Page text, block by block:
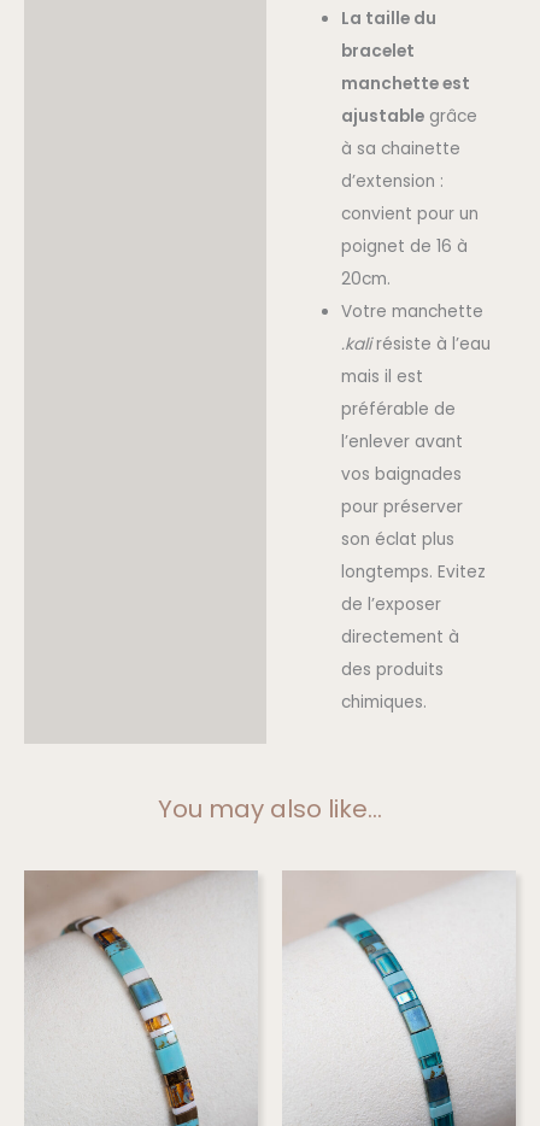
La taille du
bracelet
manchette est
ajustablegrâce
à sa chainette
d’extension :
convient pour un
poignet de 16 à
20cm.
Votre manchette
.kalirésiste à l’eau
mais il est
préférable de
l’enlever avant
vos baignades
pour préserver
son éclat plus
longtemps. Evitez
de l’exposer
directement à
des produits
chimiques.
You may also like…